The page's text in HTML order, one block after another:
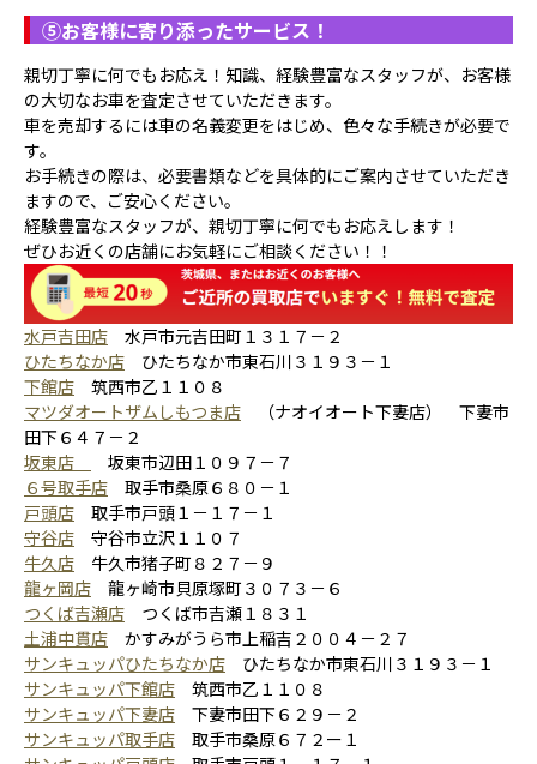
⑤お客様に寄り添ったサービス！
親切丁寧に何でもお応え！知識、経験豊富なスタッフが、お客様
の大切なお車を査定させていただきます。
車を売却するには車の名義変更をはじめ、色々な手続きが必要で
す。
お手続きの際は、必要書類などを具体的にご案内させていただき
ますので、ご安心ください。
経験豊富なスタッフが、親切丁寧に何でもお応えします！
ぜひお近くの店舗にお気軽にご相談ください！！
水戸吉田店 水戸市元吉田町１３１７－２
ひたちなか店 ひたちなか市東石川３１９３－１
下館店 筑西市乙１１０８
マツダオートザムしもつま店 （ナオイオート下妻店） 下妻市
田下６４７－２
坂東店
坂東市辺田１０９７－７
６号取手店 取手市桑原６８０－１
戸頭店 取手市戸頭１－１７－１
守谷店 守谷市立沢１１０７
牛久店 牛久市猪子町８２７－９
龍ヶ岡店 龍ヶ崎市貝原塚町３０７３－６
つくば吉瀬店 つくば市吉瀬１８３１
土浦中貫店 かすみがうら市上稲吉２００４－２７
サンキュッパひたちなか店 ひたちなか市東石川３１９３－１
サンキュッパ下館店 筑西市乙１１０８
サンキュッパ下妻店 下妻市田下６２９－２
サンキュッパ取手店 取手市桑原６７２ー１